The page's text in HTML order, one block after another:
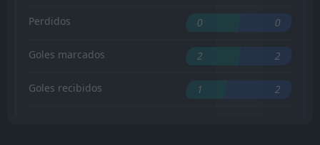
Perdidos 0 0
Goles marcados 2 2
Goles recibidos 1 2